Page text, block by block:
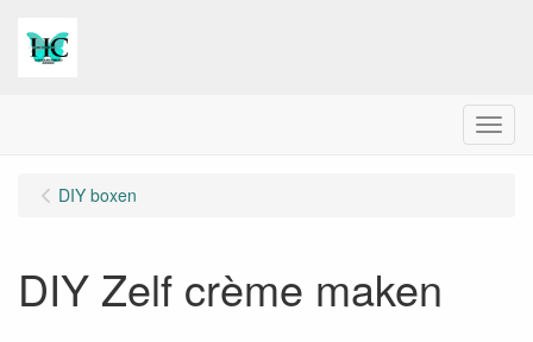
Menu
DIY boxen
DIY Zelf crème maken